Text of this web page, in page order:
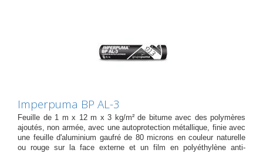
Imperpuma BP AL-3
Feuille de 1 m x 12 m x 3 kg/m² de bitume avec des polymères
ajoutés, non armée, avec une autoprotection métallique, finie avec
une feuille d'aluminium gaufré de 80 microns en couleur naturelle
ou rouge sur la face externe et un film en polyéthylène anti-